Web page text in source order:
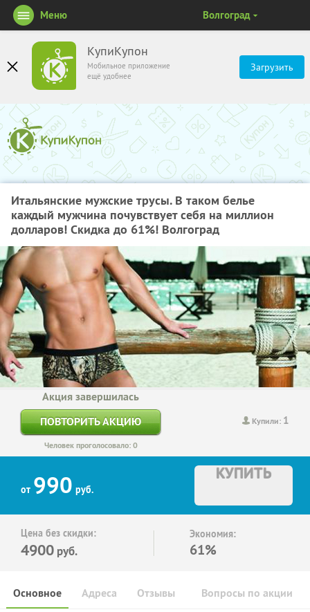
КупиКупон
Мобильное приложение
ещё удобнее
Загрузить
Меню Волгоград
Итальянские мужские трусы. В таком белье
каждый мужчина почувствует себя на миллион
долларов! Скидка до 61%! Волгоград
Купили: 1
Акция завершилась
ПОВТОРИТЬ АКЦИЮ
Человек проголосовало: 0
от 990 руб.
КУПИТЬ
Цена без скидки:
4900 руб.
Экономия:
61%
Основное Отзывы Вопросы по акции
Адреса